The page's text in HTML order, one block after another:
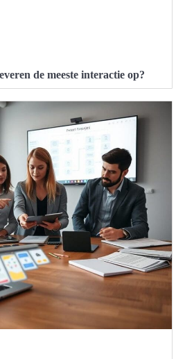
de meeste interactie op?